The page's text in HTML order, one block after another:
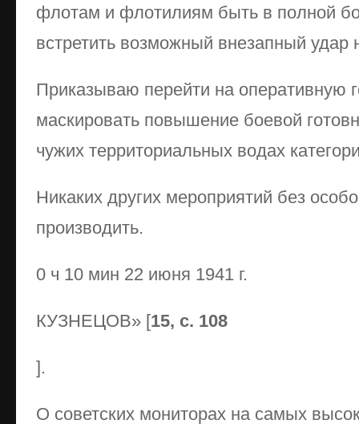
флотам и флотилиям быть в полной
встретить возможный внезапный
Приказываю перейти на оперативную
маскировать повышение боевой
чужих территориальных водах
Никаких других мероприятий без
производить.
0 ч 10 мин 22 июня 1941 г.
КУЗНЕЦОВ» [15, с. 108
].
О советских мониторах на самых